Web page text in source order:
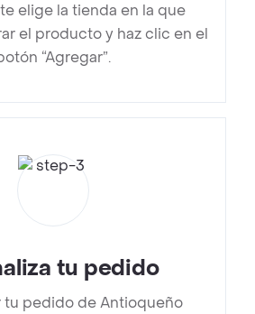
elige la tienda en la que
el producto y haz clic en el
“Agregar”.
tu pedido
tu pedido de Antioqueño